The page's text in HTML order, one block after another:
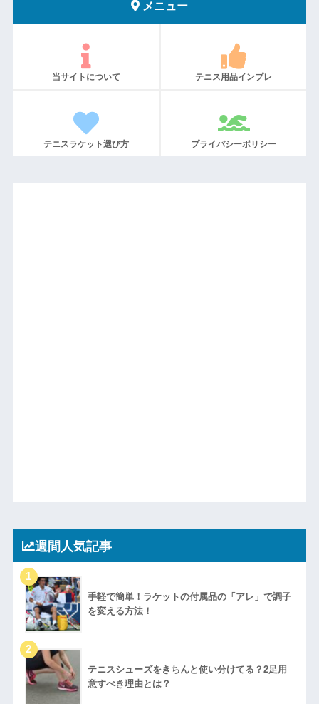
メニュー
当サイトについて テニス用品インプレ
テニスラケット選び方 プライバシーポリシー
週間人気記事
手軽で簡単！ラケットの付属品の「アレ」で調子
を変える方法！
テニスシューズをきちんと使い分けてる？2足用
意すべき理由とは？